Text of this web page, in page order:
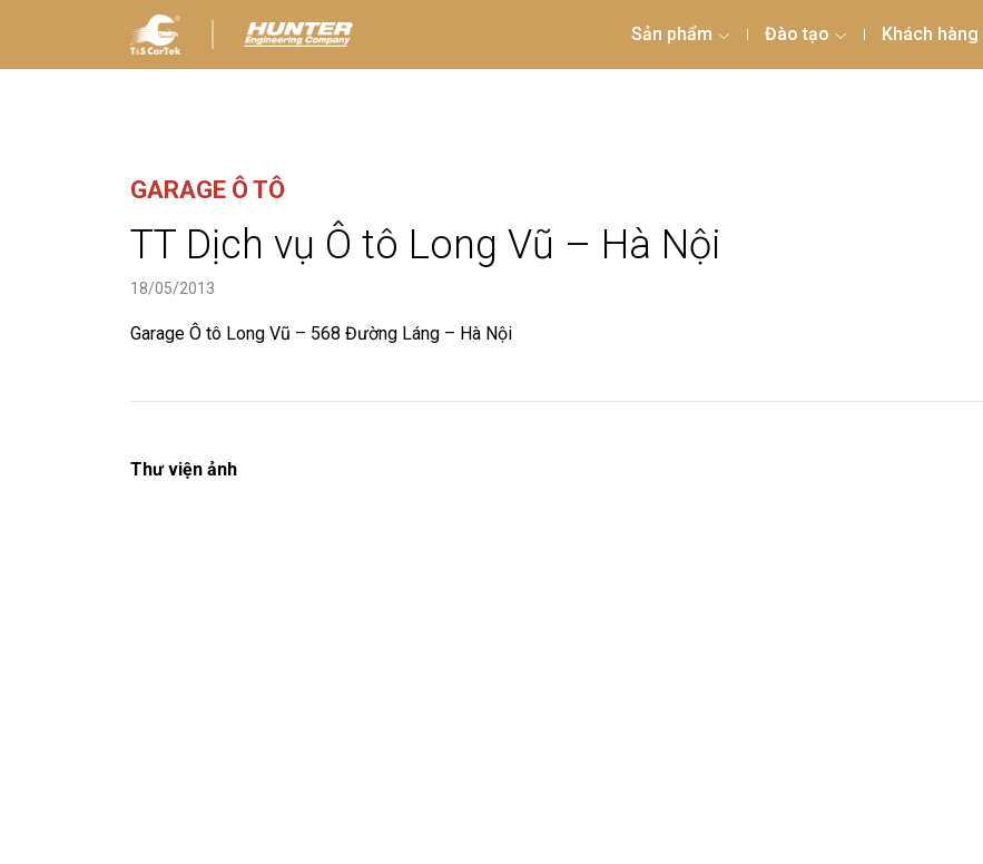
Sản phẩm Đào tạo Khách hàng
GARAGE Ô TÔ
TT Dịch vụ Ô tô Long Vũ – Hà Nội
18/05/2013
Garage Ô tô Long Vũ – 568 Đường Láng – Hà Nội
Thư viện ảnh